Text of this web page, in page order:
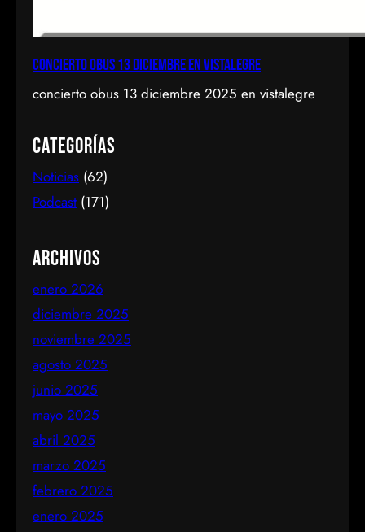
concierto obus 13 diciembre en vistalegre
concierto obus 13 diciembre 2025 en vistalegre
Categorías
Noticias (62)
Podcast (171)
Archivos
enero 2026
diciembre 2025
noviembre 2025
agosto 2025
junio 2025
mayo 2025
abril 2025
marzo 2025
febrero 2025
enero 2025